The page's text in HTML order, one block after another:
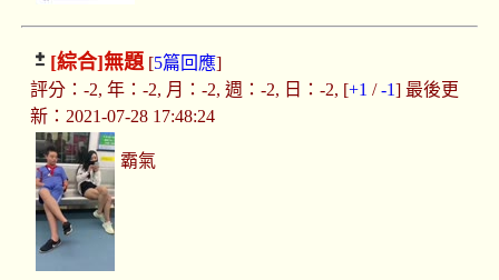
[綜合]無題[5篇回應]
評分：-2, 年：-2, 月：-2, 週：-2, 日：-2, [+1 /-1] 最後更
新：2021-07-28 17:48:24
霸氣